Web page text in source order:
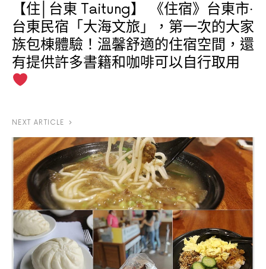
【住│台東 Taitung】
《住宿》台東市‧
台東民宿「大海文旅」，第一次的大家
族包棟體驗！溫馨舒適的住宿空間，還
有提供許多書籍和咖啡可以自行取用
NEXT ARTICLE